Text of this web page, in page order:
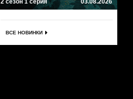
2 сезон 1 серия 03.08.2026
ВСЕ НОВИНКИ